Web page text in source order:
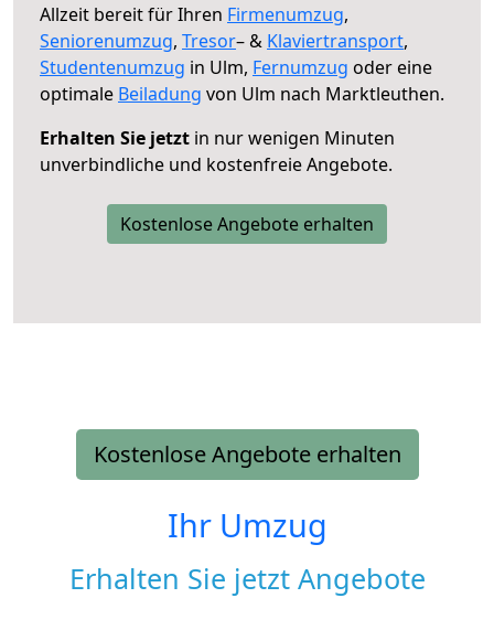
Allzeit bereit für Ihren Firmenumzug,
Seniorenumzug, Tresor– & Klaviertransport,
Studentenumzug in Ulm, Fernumzug oder eine
optimale Beiladung von Ulm nach Marktleuthen.
Erhalten Sie jetzt in nur wenigen Minuten
unverbindliche und kostenfreie Angebote.
Kostenlose Angebote erhalten
Kostenlose Angebote erhalten
Ihr Umzug
Erhalten Sie jetzt Angebote